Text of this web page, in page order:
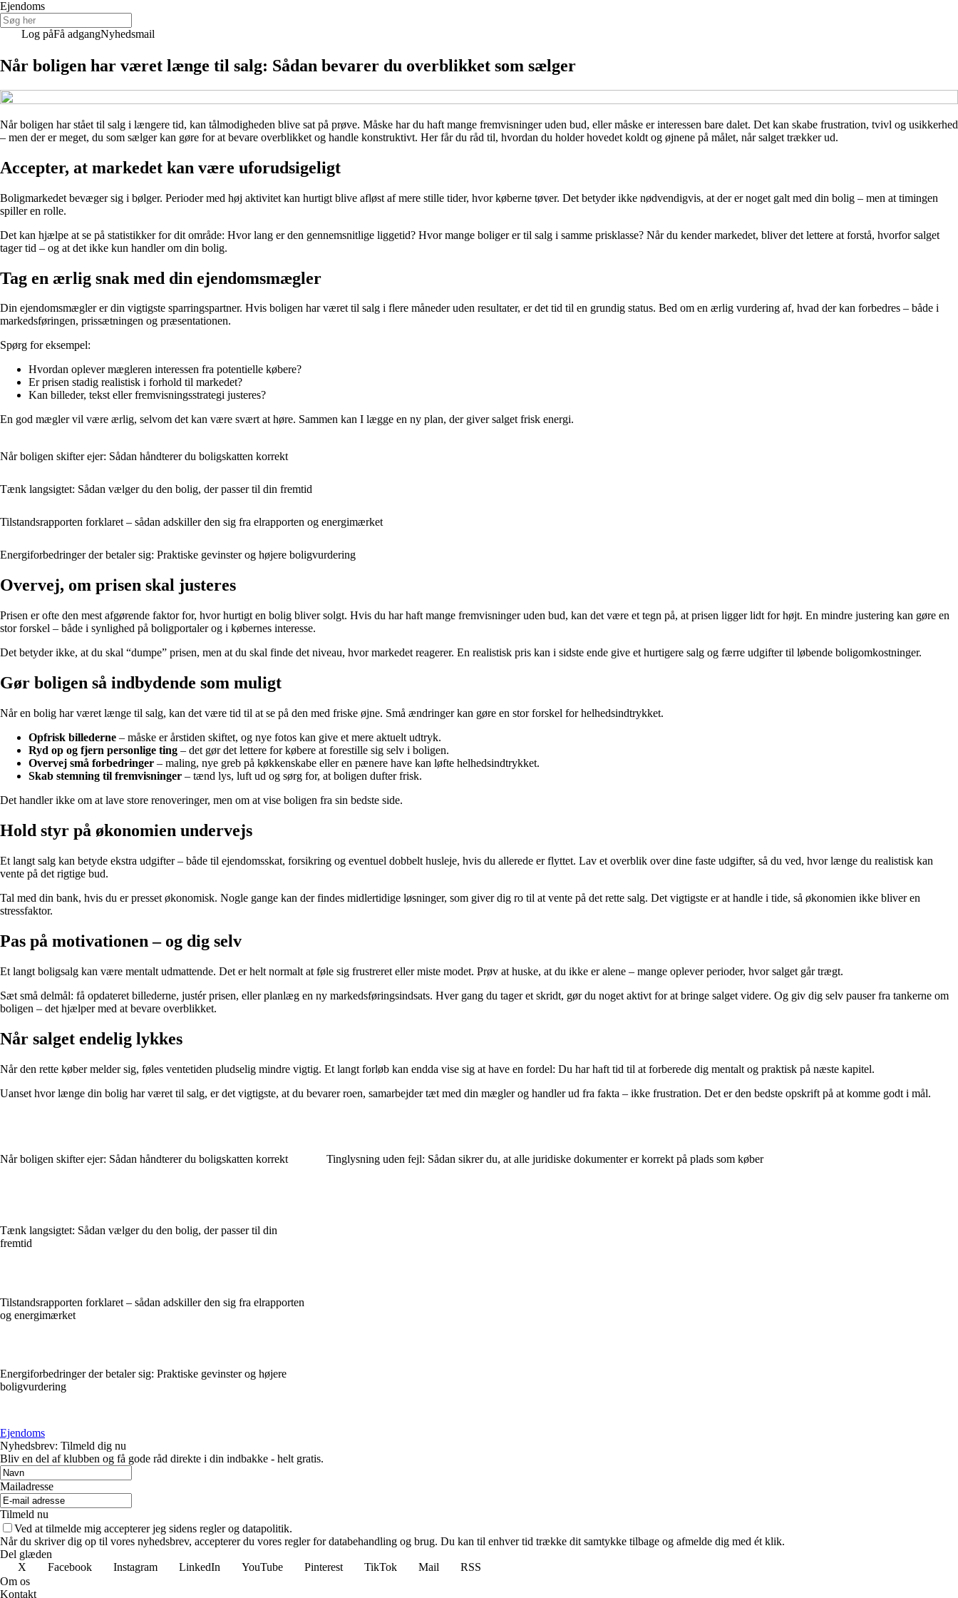
Ejendoms
Log påFå adgangNyhedsmail
Når boligen har været længe til salg: Sådan bevarer du overblikket som sælger
Når boligen har stået til salg i længere tid, kan tålmodigheden blive sat på prøve. Måske har du haft mange fremvisninger uden bud, eller måske er interessen bare dalet. Det kan skabe frustration, tvivl og usikkerhed
– men der er meget, du som sælger kan gøre for at bevare overblikket og handle konstruktivt. Her får du råd til, hvordan du holder hovedet koldt og øjnene på målet, når salget trækker ud.
Accepter, at markedet kan være uforudsigeligt
Boligmarkedet bevæger sig i bølger. Perioder med høj aktivitet kan hurtigt blive afløst af mere stille tider, hvor køberne tøver. Det betyder ikke nødvendigvis, at der er noget galt med din bolig – men at timingen
spiller en rolle.
Det kan hjælpe at se på statistikker for dit område: Hvor lang er den gennemsnitlige liggetid? Hvor mange boliger er til salg i samme prisklasse? Når du kender markedet, bliver det lettere at forstå, hvorfor salget
tager tid – og at det ikke kun handler om din bolig.
Tag en ærlig snak med din ejendomsmægler
Din ejendomsmægler er din vigtigste sparringspartner. Hvis boligen har været til salg i flere måneder uden resultater, er det tid til en grundig status. Bed om en ærlig vurdering af, hvad der kan forbedres – både i
markedsføringen, prissætningen og præsentationen.
Spørg for eksempel:
Hvordan oplever mægleren interessen fra potentielle købere?
Er prisen stadig realistisk i forhold til markedet?
Kan billeder, tekst eller fremvisningsstrategi justeres?
En god mægler vil være ærlig, selvom det kan være svært at høre. Sammen kan I lægge en ny plan, der giver salget frisk energi.
Når boligen skifter ejer: Sådan håndterer du boligskatten korrekt
Tænk langsigtet: Sådan vælger du den bolig, der passer til din fremtid
Tilstandsrapporten forklaret – sådan adskiller den sig fra elrapporten og energimærket
Energiforbedringer der betaler sig: Praktiske gevinster og højere boligvurdering
Overvej, om prisen skal justeres
Prisen er ofte den mest afgørende faktor for, hvor hurtigt en bolig bliver solgt. Hvis du har haft mange fremvisninger uden bud, kan det være et tegn på, at prisen ligger lidt for højt. En mindre justering kan gøre en
stor forskel – både i synlighed på boligportaler og i købernes interesse.
Det betyder ikke, at du skal “dumpe” prisen, men at du skal finde det niveau, hvor markedet reagerer. En realistisk pris kan i sidste ende give et hurtigere salg og færre udgifter til løbende boligomkostninger.
Gør boligen så indbydende som muligt
Når en bolig har været længe til salg, kan det være tid til at se på den med friske øjne. Små ændringer kan gøre en stor forskel for helhedsindtrykket.
Opfrisk billederne – måske er årstiden skiftet, og nye fotos kan give et mere aktuelt udtryk.
Ryd op og fjern personlige ting – det gør det lettere for købere at forestille sig selv i boligen.
Overvej små forbedringer – maling, nye greb på køkkenskabe eller en pænere have kan løfte helhedsindtrykket.
Skab stemning til fremvisninger – tænd lys, luft ud og sørg for, at boligen dufter frisk.
Det handler ikke om at lave store renoveringer, men om at vise boligen fra sin bedste side.
Hold styr på økonomien undervejs
Et langt salg kan betyde ekstra udgifter – både til ejendomsskat, forsikring og eventuel dobbelt husleje, hvis du allerede er flyttet. Lav et overblik over dine faste udgifter, så du ved, hvor længe du realistisk kan
vente på det rigtige bud.
Tal med din bank, hvis du er presset økonomisk. Nogle gange kan der findes midlertidige løsninger, som giver dig ro til at vente på det rette salg. Det vigtigste er at handle i tide, så økonomien ikke bliver en
stressfaktor.
Pas på motivationen – og dig selv
Et langt boligsalg kan være mentalt udmattende. Det er helt normalt at føle sig frustreret eller miste modet. Prøv at huske, at du ikke er alene – mange oplever perioder, hvor salget går trægt.
Sæt små delmål: få opdateret billederne, justér prisen, eller planlæg en ny markedsføringsindsats. Hver gang du tager et skridt, gør du noget aktivt for at bringe salget videre. Og giv dig selv pauser fra tankerne om
boligen – det hjælper med at bevare overblikket.
Når salget endelig lykkes
Når den rette køber melder sig, føles ventetiden pludselig mindre vigtig. Et langt forløb kan endda vise sig at have en fordel: Du har haft tid til at forberede dig mentalt og praktisk på næste kapitel.
Uanset hvor længe din bolig har været til salg, er det vigtigste, at du bevarer roen, samarbejder tæt med din mægler og handler ud fra fakta – ikke frustration. Det er den bedste opskrift på at komme godt i mål.
Når boligen skifter ejer: Sådan håndterer du boligskatten korrekt
Tænk langsigtet: Sådan vælger du den bolig, der passer til din
fremtid
Tilstandsrapporten forklaret – sådan adskiller den sig fra elrapporten
og energimærket
Energiforbedringer der betaler sig: Praktiske gevinster og højere
boligvurdering
Tinglysning uden fejl: Sådan sikrer du, at alle juridiske dokumenter er korrekt på plads som køber
Ejendoms
Nyhedsbrev: Tilmeld dig nu
Bliv en del af klubben og få gode råd direkte i din indbakke - helt gratis.
Mailadresse
Tilmeld nu
Ved at tilmelde mig accepterer jeg sidens regler og datapolitik.
Når du skriver dig op til vores nyhedsbrev, accepterer du vores regler for databehandling og brug. Du kan til enhver tid trække dit samtykke tilbage og afmelde dig med ét klik.
Del glæden
X
Facebook Instagram LinkedIn YouTube Pinterest TikTok Mail
RSS
Om os
Kontakt